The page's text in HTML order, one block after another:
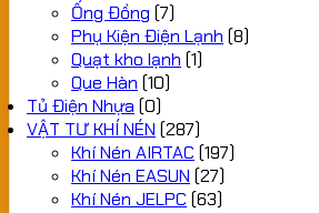
Ống Đồng (7)
Phụ Kiện Điện Lạnh (8)
Quạt kho lạnh (1)
Que Hàn (10)
Tủ Điện Nhựa (0)
VẬT TƯ KHÍ NÉN (287)
Khí Nén AIRTAC (197)
Khí Nén EASUN (27)
Khí Nén JELPC (63)